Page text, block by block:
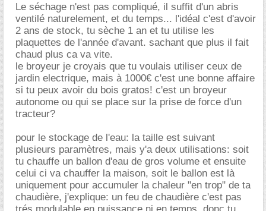
Le séchage n'est pas compliqué, il suffit d'un abris
ventilé naturelement, et du temps... l'idéal c'est d'avoir
2 ans de stock, tu sèche 1 an et tu utilise les
plaquettes de l'année d'avant. sachant que plus il fait
chaud plus ca va vite.
le broyeur je croyais que tu voulais utiliser ceux de
jardin electrique, mais à 1000€ c'est une bonne affaire
si tu peux avoir du bois gratos! c'est un broyeur
autonome ou qui se place sur la prise de force d'un
tracteur?
pour le stockage de l'eau: la taille est suivant
plusieurs paramètres, mais y'a deux utilisations: soit
tu chauffe un ballon d'eau de gros volume et ensuite
celui ci va chauffer la maison, soit le ballon est là
uniquement pour accumuler la chaleur "en trop" de ta
chaudière, j'explique: un feu de chaudière c'est pas